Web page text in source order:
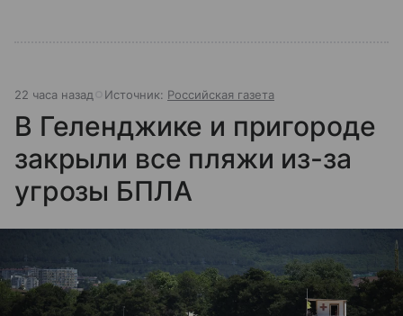
22 часа назад Источник: Российская газета
В Геленджике и пригороде
закрыли все пляжи из-за
угрозы БПЛА